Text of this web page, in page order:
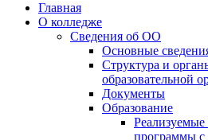
Главная
О колледже
Сведения об ОО
Основные
Структура и
образовательной
Документы
Образование
Реализуемые
программы с